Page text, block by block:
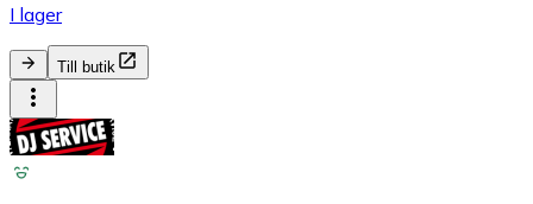
I lager
Till butik